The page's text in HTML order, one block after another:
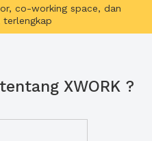
co-working space, dan
terlengkap
XWORK ?